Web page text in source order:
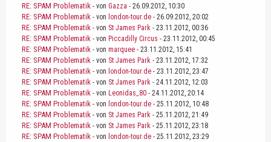
RE: SPAM Problematik - von Gazza - 26.09.2012, 10:30
RE: SPAM Problematik - von london-tour.de - 26.09.2012, 20:02
RE: SPAM Problematik - von St James Park - 23.11.2012, 00:36
RE: SPAM Problematik - von Piccadilly Circus - 23.11.2012, 00:45
RE: SPAM Problematik - von marquee - 23.11.2012, 15:41
RE: SPAM Problematik - von St James Park - 23.11.2012, 17:32
RE: SPAM Problematik - von london-tour.de - 23.11.2012, 23:47
RE: SPAM Problematik - von St James Park - 24.11.2012, 12:03
RE: SPAM Problematik - von Leonidas_80 - 24.11.2012, 20:14
RE: SPAM Problematik - von london-tour.de - 25.11.2012, 10:48
RE: SPAM Problematik - von St James Park - 25.11.2012, 21:49
RE: SPAM Problematik - von St James Park - 25.11.2012, 23:18
RE: SPAM Problematik - von london-tour.de - 25.11.2012, 23:29